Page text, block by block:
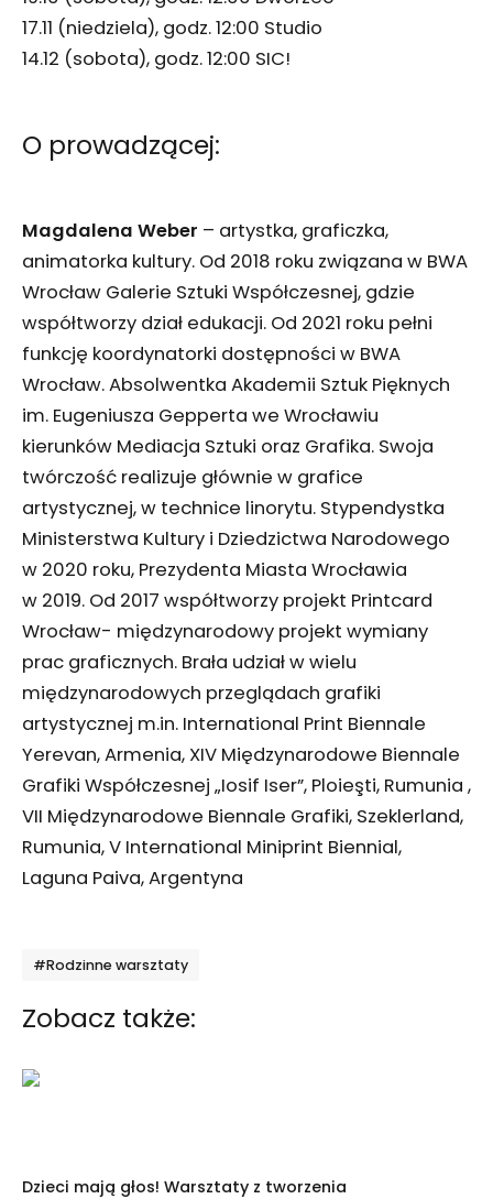
17.11 (niedziela), godz. 12:00 Studio
14.12 (sobota), godz. 12:00 SIC!
O prowadzącej:
Magdalena Weber – artystka, graficzka,
animatorka kultury. Od 2018 roku związana w BWA
Wrocław Galerie Sztuki Współczesnej, gdzie
współtworzy dział edukacji. Od 2021 roku pełni
funkcję koordynatorki dostępności w BWA
Wrocław. Absolwentka Akademii Sztuk Pięknych
im. Eugeniusza Gepperta we Wrocławiu
kierunków Mediacja Sztuki oraz Grafika. Swoja
twórczość realizuje głównie w grafice
artystycznej, w technice linorytu. Stypendystka
Ministerstwa Kultury i Dziedzictwa Narodowego
w 2020 roku, Prezydenta Miasta Wrocławia
w 2019. Od 2017 współtworzy projekt Printcard
Wrocław- międzynarodowy projekt wymiany
prac graficznych. Brała udział w wielu
międzynarodowych przeglądach grafiki
artystycznej m.in. International Print Biennale
Yerevan, Armenia, XIV Międzynarodowe Biennale
Grafiki Współczesnej „Iosif Iser”, Ploieşti, Rumunia ,
VII Międzynarodowe Biennale Grafiki, Szeklerland,
Rumunia, V International Miniprint Biennial,
Laguna Paiva, Argentyna
#Rodzinne warsztaty
Zobacz także:
Dzieci mają głos! Warsztaty z tworzenia